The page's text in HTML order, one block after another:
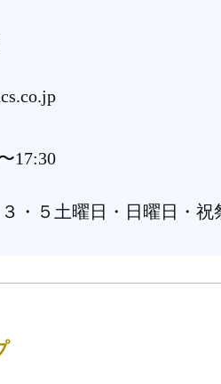
17:30
３・５土曜日・日曜日・祝